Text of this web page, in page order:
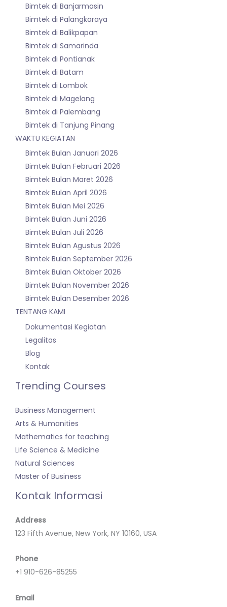
Bimtek di Banjarmasin
Bimtek di Palangkaraya
Bimtek di Balikpapan
Bimtek di Samarinda
Bimtek di Pontianak
Bimtek di Batam
Bimtek di Lombok
Bimtek di Magelang
Bimtek di Palembang
Bimtek di Tanjung Pinang
WAKTU KEGIATAN
Bimtek Bulan Januari 2026
Bimtek Bulan Februari 2026
Bimtek Bulan Maret 2026
Bimtek Bulan April 2026
Bimtek Bulan Mei 2026
Bimtek Bulan Juni 2026
Bimtek Bulan Juli 2026
Bimtek Bulan Agustus 2026
Bimtek Bulan September 2026
Bimtek Bulan Oktober 2026
Bimtek Bulan November 2026
Bimtek Bulan Desember 2026
TENTANG KAMI
Dokumentasi Kegiatan
Legalitas
Blog
Kontak
Trending Courses
Business Management
Arts & Humanities
Mathematics for teaching
Life Science & Medicine
Natural Sciences
Master of Business
Kontak Informasi
Address
123 Fifth Avenue, New York, NY 10160, USA
Phone
+1 910-626-85255
Email